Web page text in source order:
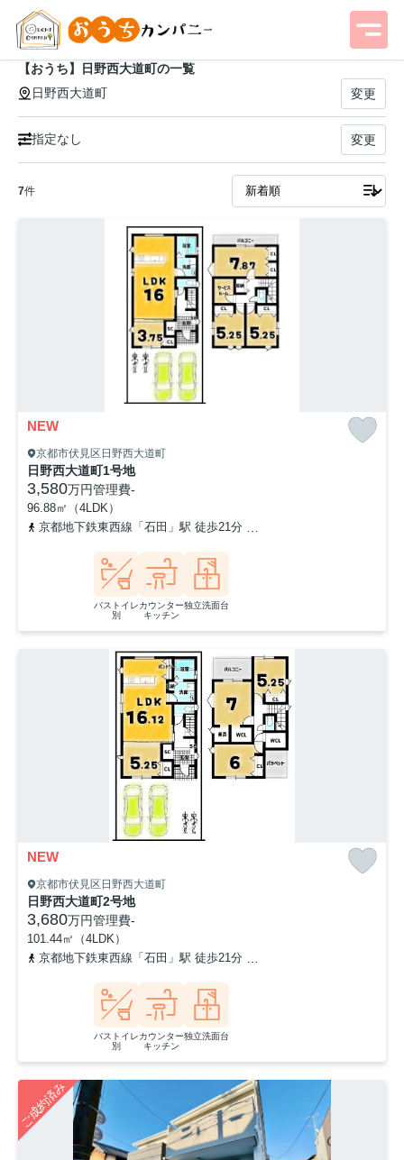
【おうち】日野西大道町の一覧
日野西大道町
変更
指定なし 変更
7件
NEW
京都市伏見区日野西大道町
日野西大道町1号地
3,580万円管理費-
96.88㎡（4LDK）
京都地下鉄東西線「石田」駅 徒歩21分
バストイレ
別
カウンター
キッチン
独立洗面台
NEW
京都市伏見区日野西大道町
日野西大道町2号地
3,680万円管理費-
101.44㎡（4LDK）
京都地下鉄東西線「石田」駅 徒歩21分
バストイレ
別
カウンター
キッチン
独立洗面台
ご成約済み